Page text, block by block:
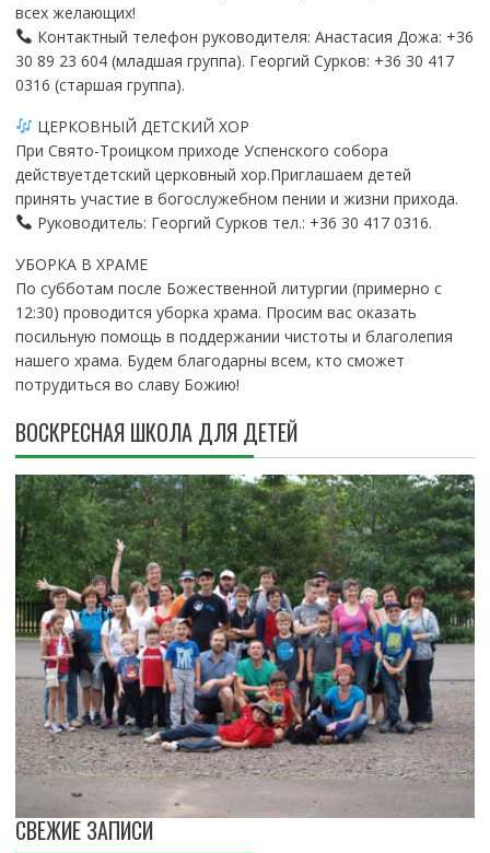
всех желающих!
Контактный телефон руководителя: Анастасия Дожа: +36
30 89 23 604 (младшая группа). Георгий Сурков: +36 30 417
0316 (старшая группа).
ЦЕРКОВНЫЙ ДЕТСКИЙ ХОР
При Свято-Троицком приходе Успенского собора
действуетдетский церковный хор.Приглашаем детей
принять участие в богослужебном пении и жизни прихода.
Руководитель: Георгий Сурков тел.: +36 30 417 0316.
УБОРКА В ХРАМЕ
По субботам после Божественной литургии (примерно с
12:30) проводится уборка храма. Просим вас оказать
посильную помощь в поддержании чистоты и благолепия
нашего храма. Будем благодарны всем, кто сможет
потрудиться во славу Божию!
ВОСКРЕСНАЯ ШКОЛА ДЛЯ ДЕТЕЙ
СВЕЖИЕ ЗАПИСИ